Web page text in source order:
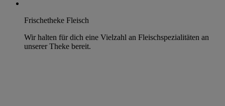
Frischetheke Fleisch
Wir halten für dich eine Vielzahl an Fleischspezialitäten an
unserer Theke bereit.